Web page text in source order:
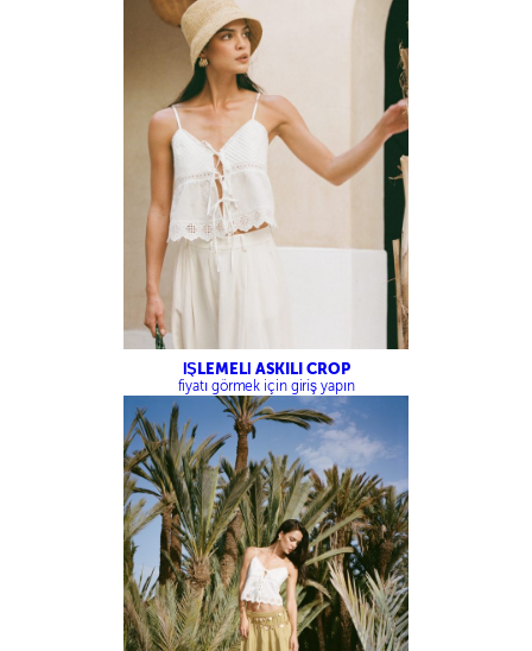
İŞLEMELİ ASKILI CROP
fiyatı görmek için giriş yapın